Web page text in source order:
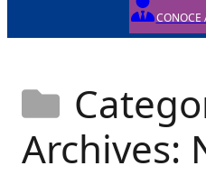
CONOCE
Archives: